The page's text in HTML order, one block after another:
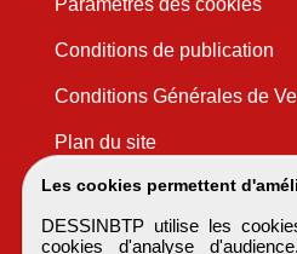
Les cookies permettent
DESSINBTP utilise les
cookies d'analyse
Paramètres des cookies
Conditions de publication
Conditions Générales de
Plan du site